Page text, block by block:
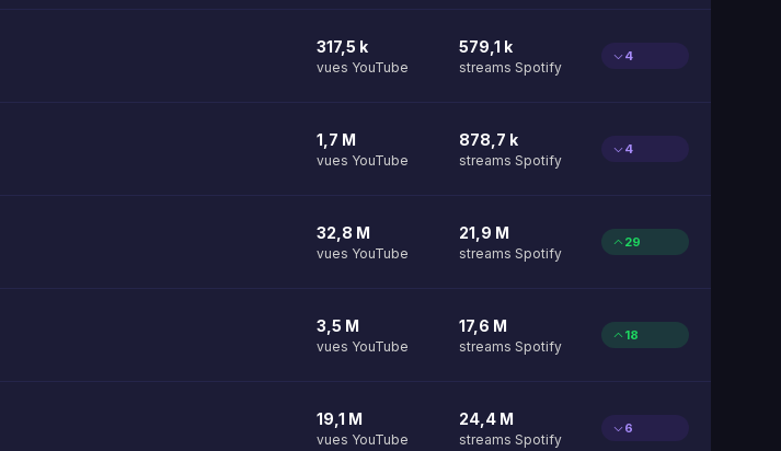
317,5 k
vues YouTube
579,1 k
streams Spotify
4
1,7 M
vues YouTube
878,7 k
streams Spotify
4
32,8 M
vues YouTube
21,9 M
streams Spotify
29
3,5 M
vues YouTube
17,6 M
streams Spotify
18
19,1 M
vues YouTube
24,4 M
streams Spotify
6